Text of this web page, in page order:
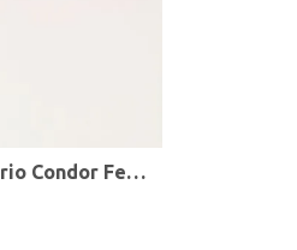
Kit Relógio + Acessório Condor Feminino DOURADO